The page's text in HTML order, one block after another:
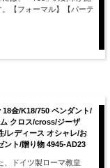
【フォーマル】【パーテ
18金/K18/750 ペンダント/
クロス/cross/ジーザ
/レディース オシャレ/お
ント/贈り物 4945-AD23
、ドイツ製ローマ教皇